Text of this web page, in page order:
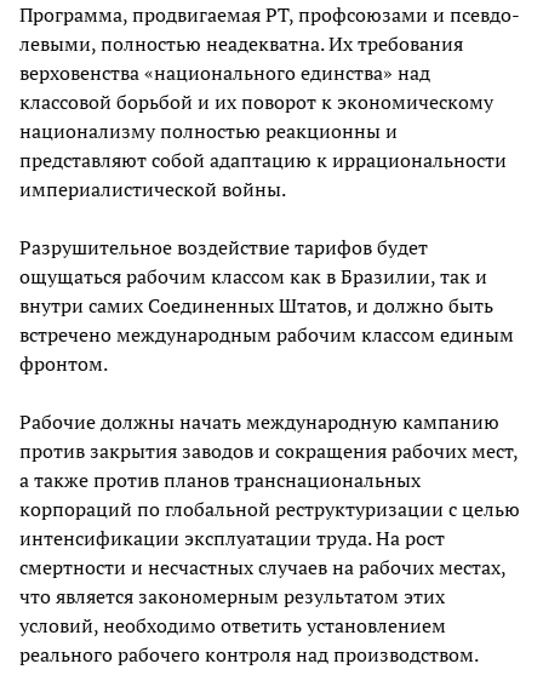
Программа, продвигаемая PT, профсоюзами и псевдо-
левыми, полностью неадекватна. Их требования
верховенства «национального единства» над
классовой борьбой и их поворот к экономическому
национализму полностью реакционны и
представляют собой адаптацию к иррациональности
империалистической войны.
Разрушительное воздействие тарифов будет
ощущаться рабочим классом как в Бразилии, так и
внутри самих Соединенных Штатов, и должно быть
встречено международным рабочим классом единым
фронтом.
Рабочие должны начать международную кампанию
против закрытия заводов и сокращения рабочих мест,
а также против планов транснациональных
корпораций по глобальной реструктуризации с целью
интенсификации эксплуатации труда. На рост
смертности и несчастных случаев на рабочих местах,
что является закономерным результатом этих
условий, необходимо ответить установлением
реального рабочего контроля над производством.